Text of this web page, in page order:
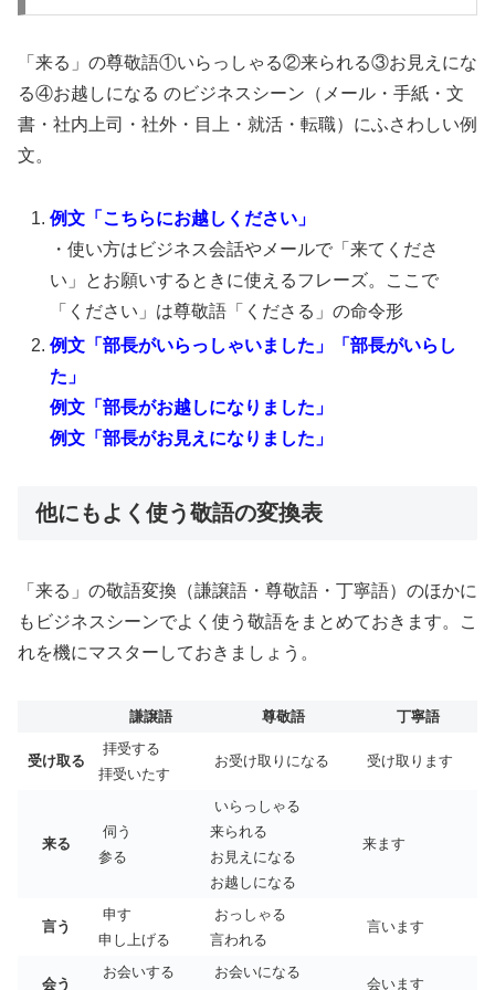
「来る」の尊敬語①いらっしゃる②来られる③お見えにな
る④お越しになる のビジネスシーン（メール・手紙・文
書・社内上司・社外・目上・就活・転職）にふさわしい例
文。
例文「こちらにお越しください」
・使い方はビジネス会話やメールで「来てくださ
い」とお願いするときに使えるフレーズ。ここで
「ください」は尊敬語「くださる」の命令形
例文「部長がいらっしゃいました」「部長がいらし
た」
例文「部長がお越しになりました」
例文「部長がお見えになりました」
他にもよく使う敬語の変換表
「来る」の敬語変換（謙譲語・尊敬語・丁寧語）のほかに
もビジネスシーンでよく使う敬語をまとめておきます。こ
れを機にマスターしておきましょう。
謙譲語 尊敬語 丁寧語
受け取る
拝受する
拝受いたす
お受け取りになる 受け取ります
来る
伺う
参る
いらっしゃる
来られる
お見えになる
お越しになる
来ます
言う
申す
申し上げる
おっしゃる
言われる
言います
会う
お会いする
お会いになる
会います